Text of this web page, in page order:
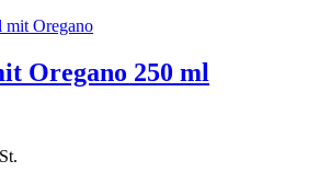
Oregano 250 ml